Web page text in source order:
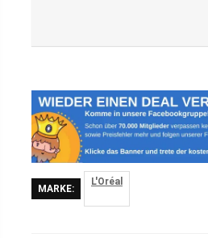
MARKE:
L'Oréal